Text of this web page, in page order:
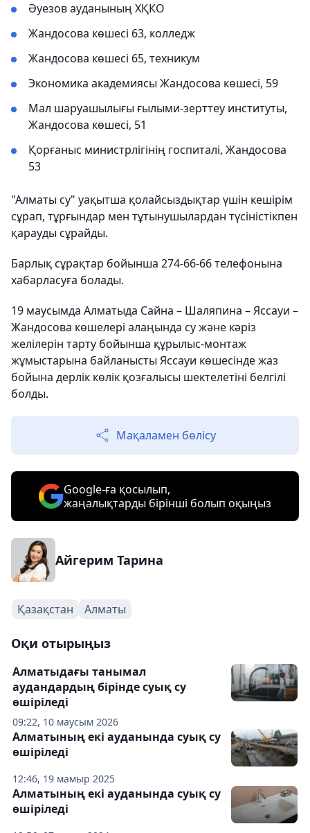
Әуезов ауданының ХҚКО
Жандосова көшесі 63, колледж
Жандосова көшесі 65, техникум
Экономика академиясы Жандосова көшесі, 59
Мал шаруашылығы ғылыми-зерттеу институты,
Жандосова көшесі, 51
Қорғаныс министрлігінің госпиталі, Жандосова
53
"Алматы су" уақытша қолайсыздықтар үшін кешірім
сұрап, тұрғындар мен тұтынушылардан түсіністікпен
қарауды сұрайды.
Барлық сұрақтар бойынша 274-66-66 телефонына
хабарласуға болады.
19 маусымда Алматыда Сайна – Шаляпина – Яссауи –
Жандосова көшелері алаңында су және кәріз
желілерін тарту бойынша құрылыс-монтаж
жұмыстарына байланысты Яссауи көшесінде жаз
бойына дерлік көлік қозғалысы шектелетіні белгілі
болды.
Мақаламен бөлісу
Google-ға қосылып,
жаңалықтарды бірінші болып оқыңыз
Айгерим Тарина
Қазақстан Алматы
Оқи отырыңыз
09:22, 10 маусым 2026
Алматыдағы танымал
аудандардың бірінде суық су
өшіріледі
12:46, 19 мамыр 2025
Алматының екі ауданында суық су
өшіріледі
Алматының екі ауданында суық су
өшіріледі